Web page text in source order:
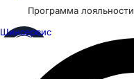
Программа лояльности
Шинсервис